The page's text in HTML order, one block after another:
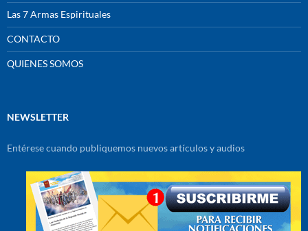
Las 7 Armas Espirituales
CONTACTO
QUIENES SOMOS
NEWSLETTER
Entérese cuando publiquemos nuevos artículos y audios